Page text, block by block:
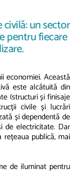
un sector
pentru fiecare
economiei. Această
este alcătuită din
(structuri și finisaje
civile și lucrări
și dependentă de
de electricitate. Dar
publică, mai
de iluminat pentru